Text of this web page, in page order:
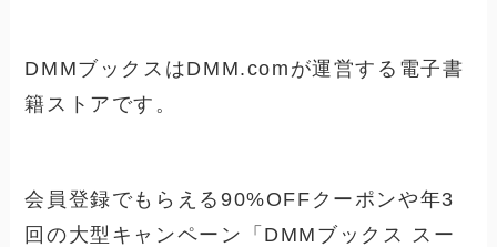
DMMブックスはDMM.comが運営する電子書
籍ストアです。
会員登録でもらえる90%OFFクーポンや年3
回の大型キャンペーン「DMMブックス スー